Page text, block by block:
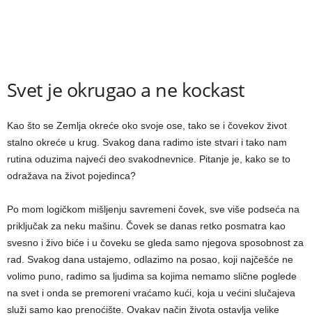
Svet je okrugao a ne kockast
Kao što se Zemlјa okreće oko svoje ose, tako se i čovekov život
stalno okreće u krug. Svakog dana radimo iste stvari i tako nam
rutina oduzima najveći deo svakodnevnice. Pitanje je, kako se to
odražava na život pojedinca?
Po mom logičkom mišlјenju savremeni čovek, sve više podseća na
priklјučak za neku mašinu. Čovek se danas retko posmatra kao
svesno i živo biće i u čoveku se gleda samo njegova sposobnost za
rad. Svakog dana ustajemo, odlazimo na posao, koji najčešće ne
volimo puno, radimo sa lјudima sa kojima nemamo slične poglede
na svet i onda se premoreni vraćamo kući, koja u većini slučajeva
služi samo kao prenoćište. Ovakav način života ostavlјa velike